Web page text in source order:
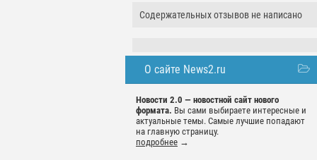
Содержательных отзывов не написано
О сайте News2.ru
Новости 2.0 — новостной сайт нового
формата. Вы сами выбираете интересные и
актуальные темы. Самые лучшие попадают
на главную страницу.
подробнее →